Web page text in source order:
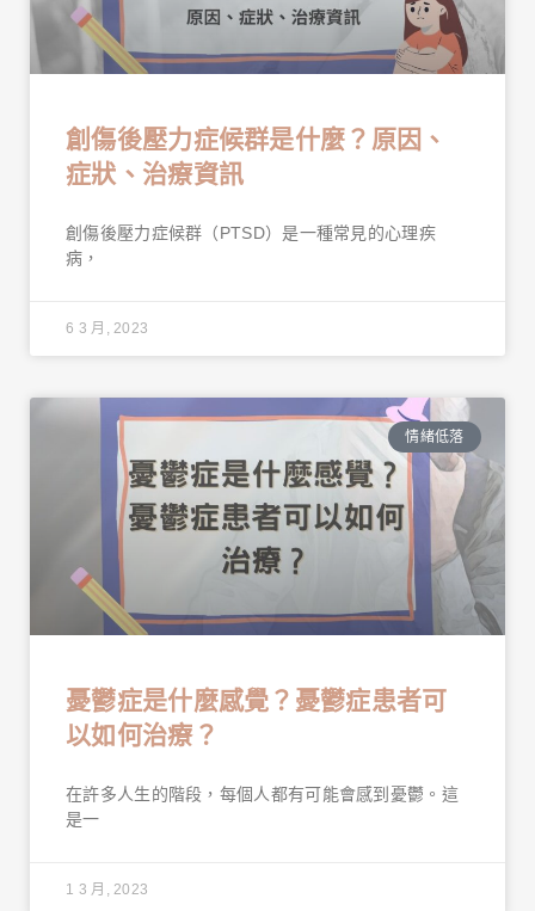
創傷後壓力症候群是什麼？原因、
症狀、治療資訊
創傷後壓力症候群（PTSD）是一種常見的心理疾
病，
6 3 月, 2023
情緒低落
憂鬱症是什麼感覺？憂鬱症患者可
以如何治療？
在許多人生的階段，每個人都有可能會感到憂鬱。這
是一
1 3 月, 2023